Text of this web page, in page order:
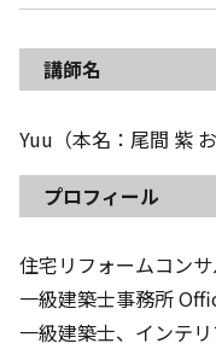
講師名
Yuu（本名：尾間 紫 お
プロフィール
住宅リフォームコン
一級建築士事務所
一級建築士、インテ